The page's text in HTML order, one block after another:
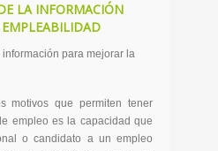
LA INFORMACIÓN
EMPLEABILIDAD
motivos que permiten tener
empleo es la capacidad que
o candidato a un empleo